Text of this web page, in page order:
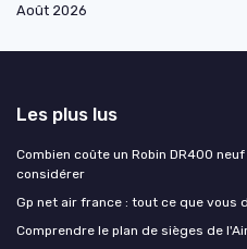
Août 2026
Les plus lus
Combien coûte un Robin DR400
considérer
Gp net air france : tout ce que vous
Comprendre le plan de sièges de